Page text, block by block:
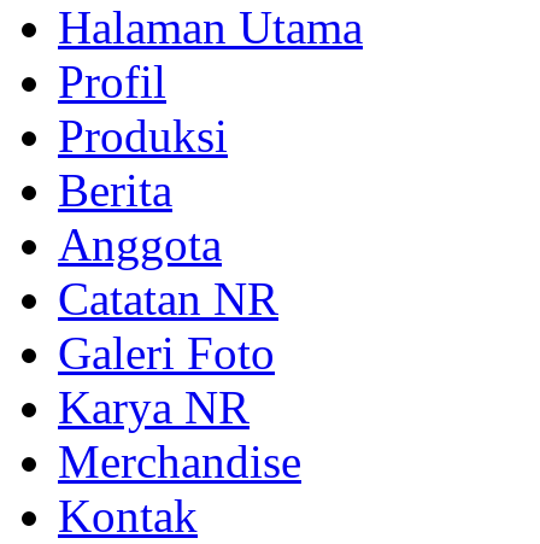
Halaman Utama
Profil
Produksi
Berita
Anggota
Catatan NR
Galeri Foto
Karya NR
Merchandise
Kontak